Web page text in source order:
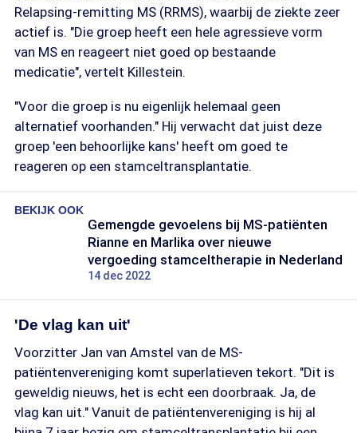
Relapsing-remitting MS (RRMS), waarbij de ziekte zeer
actief is. "Die groep heeft een hele agressieve vorm
van MS en reageert niet goed op bestaande
medicatie", vertelt Killestein.
"Voor die groep is nu eigenlijk helemaal geen
alternatief voorhanden." Hij verwacht dat juist deze
groep 'een behoorlijke kans' heeft om goed te
reageren op een stamceltransplantatie.
BEKIJK OOK
Gemengde gevoelens bij MS-patiënten
Rianne en Marlika over nieuwe
vergoeding stamceltherapie in Nederland
14 dec 2022
'De vlag kan uit'
Voorzitter Jan van Amstel van de MS-
patiëntenvereniging komt superlatieven tekort. "Dit is
geweldig nieuws, het is echt een doorbraak. Ja, de
vlag kan uit." Vanuit de patiëntenvereniging is hij al